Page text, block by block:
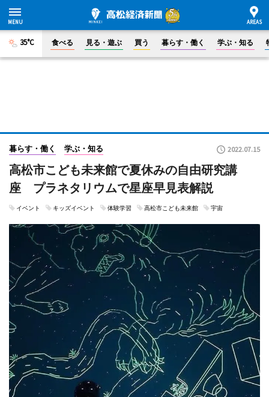
35°C 食べる 見る・遊ぶ 買う 暮らす・働く 学ぶ・知る
暮らす・働く 学ぶ・知る 2022.07.15
高松市こども未来館で夏休みの自由研究講
座 プラネタリウムで星座早見表解説
イベント キッズイベント 体験学習 高松市こども未来館 宇宙